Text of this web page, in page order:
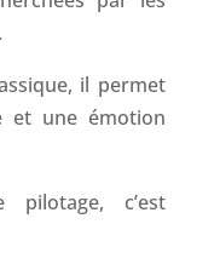
il permet
et une émotion
c’est